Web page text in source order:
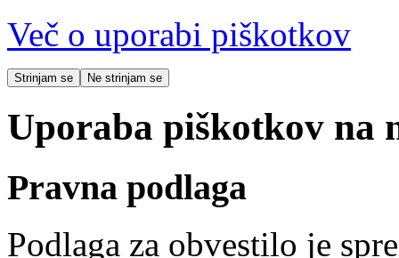
Več o uporabi piškotkov
Strinjam se Ne strinjam se
Uporaba piškotkov na
Pravna podlaga
Podlaga za obvestilo je